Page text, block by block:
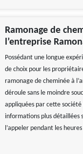
Ramonage de
l’entreprise
Possédant une longue
de choix pour les
ramonage de cheminée à
déroule sans le moindre
appliquées par cette
informations plus détaillées
l’appeler pendant les